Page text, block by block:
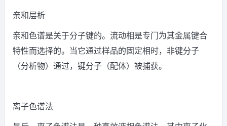
亲和层析
亲和色谱是关于分子键的。流动相是专门为其金属键合
特性而选择的。当它通过样品的固定相时，非键分子
（分析物）通过，键分子（配体）被捕获。
离子色谱法